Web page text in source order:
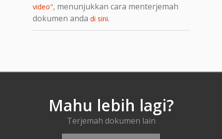
video", menunjukkan cara menterjemah
dokumen anda di sini.
Mahu lebih lagi?
Terjemah dokumen lain